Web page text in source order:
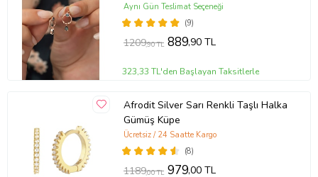
(9)
Aynı Gün Teslimat Seçeneği
1209,90 TL 889,90 TL
323,33 TL'den Başlayan Taksitlerle
Afrodit Silver Sarı Renkli Taşlı Halka
Gümüş Küpe
(8)
Ücretsiz / 24 Saatte Kargo
1189,00 TL 979,00 TL